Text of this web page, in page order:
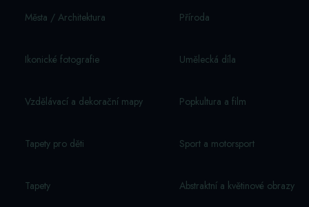
Města / Architektura Příroda
Ikonické fotografie Umělecká díla
Vzdělávací a dekorační mapy Popkultura a film
Tapety pro děti Sport a motorsport
Tapety Abstraktní a květinové obrazy